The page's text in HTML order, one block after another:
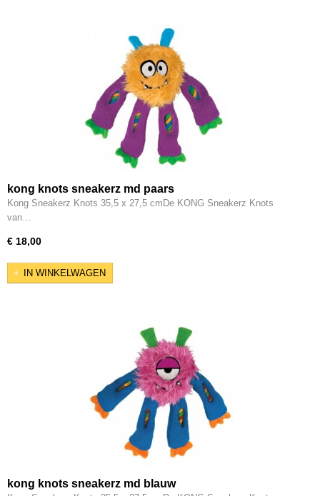
kong knots sneakerz md paars
Kong Sneakerz Knots 35,5 x 27,5 cmDe KONG Sneakerz Knots
van…
€ 18,00
IN WINKELWAGEN
kong knots sneakerz md blauw